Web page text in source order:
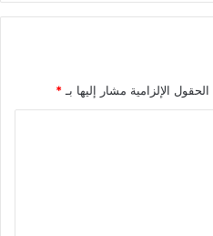
الحقول الإلزامية مشار إليها بـ *